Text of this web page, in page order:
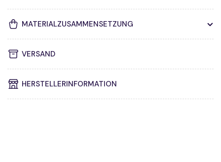
MATERIALZUSAMMENSETZUNG
VERSAND
HERSTELLERINFORMATION